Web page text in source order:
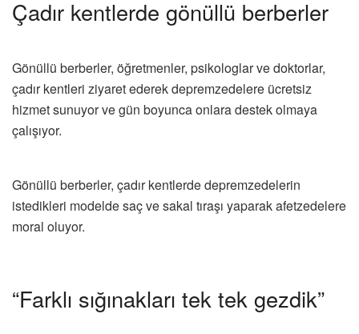
Çadır kentlerde gönüllü berberler
Gönüllü berberler, öğretmenler, psikologlar ve doktorlar,
çadır kentleri ziyaret ederek depremzedelere ücretsiz
hizmet sunuyor ve gün boyunca onlara destek olmaya
çalışıyor.
Gönüllü berberler, çadır kentlerde depremzedelerin
istedikleri modelde saç ve sakal tıraşı yaparak afetzedelere
moral oluyor.
“Farklı sığınakları tek tek gezdik”